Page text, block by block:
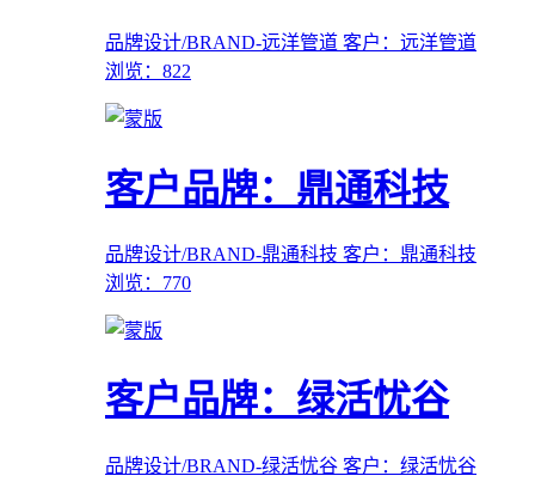
品牌设计/BRAND-远洋管道 客户：远洋管道
浏览：822
客户品牌：鼎通科技
品牌设计/BRAND-鼎通科技 客户：鼎通科技
浏览：770
客户品牌：绿活忧谷
品牌设计/BRAND-绿活忧谷 客户：绿活忧谷